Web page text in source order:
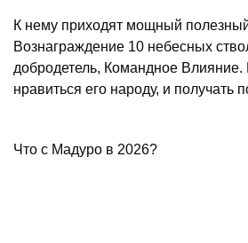
К нему приходят мощный
Возна­граж­де­ние 10 небесных
добродетель, Командное Влияние.
нравиться его народу, и получать
Что с Мадуро в 2026?